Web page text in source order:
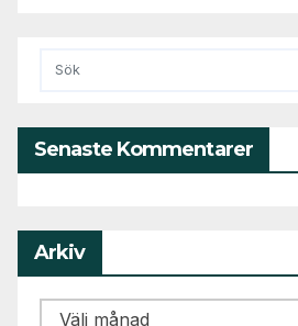
Senaste Kommentarer
Arkiv
Arkiv